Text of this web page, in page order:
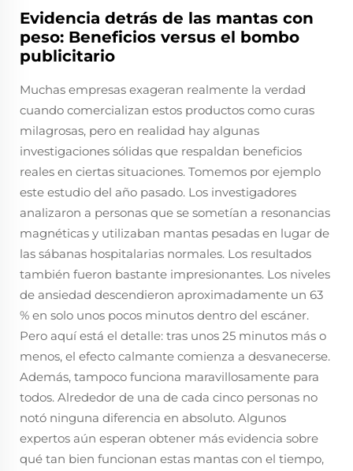
Evidencia detrás de las mantas con
peso: Beneficios versus el bombo
publicitario
Muchas empresas exageran realmente la verdad
cuando comercializan estos productos como curas
milagrosas, pero en realidad hay algunas
investigaciones sólidas que respaldan beneficios
reales en ciertas situaciones. Tomemos por ejemplo
este estudio del año pasado. Los investigadores
analizaron a personas que se sometían a resonancias
magnéticas y utilizaban mantas pesadas en lugar de
las sábanas hospitalarias normales. Los resultados
también fueron bastante impresionantes. Los niveles
de ansiedad descendieron aproximadamente un 63
% en solo unos pocos minutos dentro del escáner.
Pero aquí está el detalle: tras unos 25 minutos más o
menos, el efecto calmante comienza a desvanecerse.
Además, tampoco funciona maravillosamente para
todos. Alrededor de una de cada cinco personas no
notó ninguna diferencia en absoluto. Algunos
expertos aún esperan obtener más evidencia sobre
qué tan bien funcionan estas mantas con el tiempo,